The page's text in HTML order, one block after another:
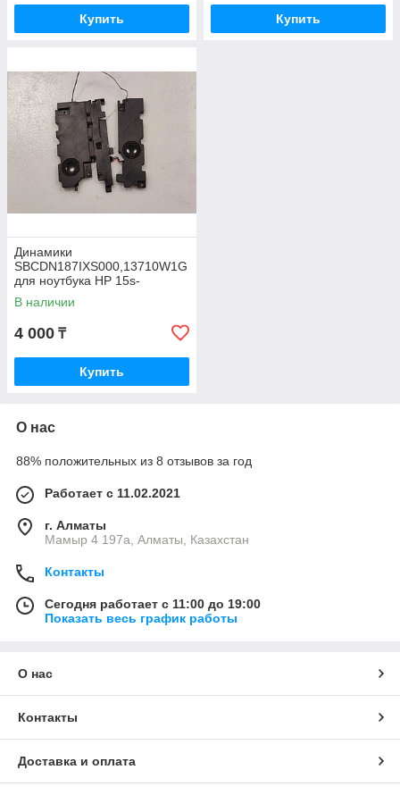
Купить Купить
Динамики
SBCDN187IXS000,13710W1G
для ноутбука HP 15s-
eq1319ur снятый оригинал
В наличии
4 000 ₸
Купить
О нас
88% положительных из 8 отзывов за год
Работает с 11.02.2021
г. Алматы
Мамыр 4 197а, Алматы, Казахстан
Контакты
Сегодня работает с 11:00 до 19:00
Показать весь график работы
О нас
Контакты
Доставка и оплата